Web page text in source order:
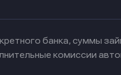
банка, суммы
комиссии